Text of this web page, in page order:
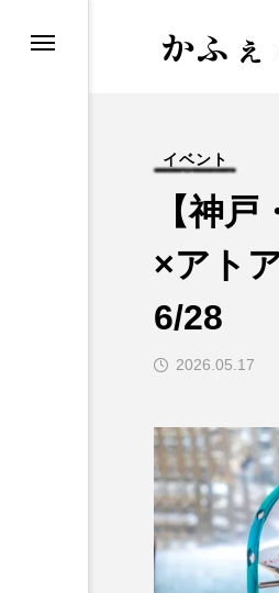
かふ
イベント
【神
×アト
6/28
2026.05.17